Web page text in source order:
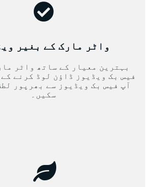
واٹر مارک کے بغیر
بہترین معیار کے ساتھ واٹر
فیس بک ویڈیوز ڈاؤن لوڈ کرنے کے
آپ فیس بک ویڈیوز سے بھرپور
سکیں۔